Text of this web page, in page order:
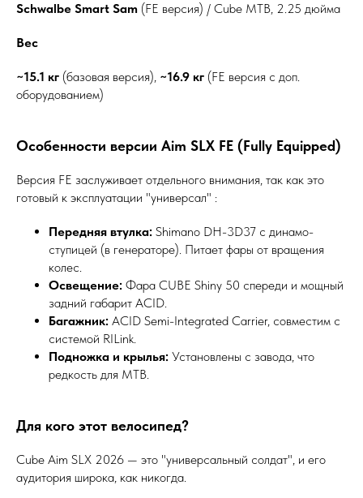
Schwalbe Smart Sam (FE версия) / Cube MTB, 2.25 дюйма
Вес
~15.1 кг (базовая версия), ~16.9 кг (FE версия с доп.
оборудованием)
Особенности версии Aim SLX FE (Fully Equipped)
Версия FE заслуживает отдельного внимания, так как это
готовый к эксплуатации "универсал" :
Передняя втулка: Shimano DH-3D37 с динамо-
ступицей (в генераторе). Питает фары от вращения
колес.
Освещение: Фара CUBE Shiny 50 спереди и мощный
задний габарит ACID.
Багажник: ACID Semi-Integrated Carrier, совместим с
системой RILink.
Подножка и крылья: Установлены с завода, что
редкость для MTB.
Для кого этот велосипед?
Cube Aim SLX 2026 — это "универсальный солдат", и его
аудитория широка, как никогда.